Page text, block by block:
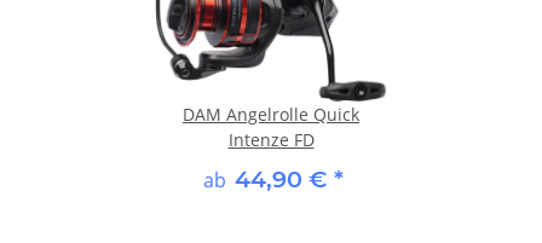
DAM Angelrolle Quick
Intenze FD
ab 44,90 € *